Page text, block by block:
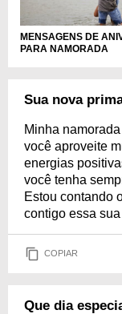
MENSAGENS DE
PARA NAMORADA
Sua nova
Minha
você aproveite
energias
você tenha
Estou contando
contigo essa
COPIAR
Que dia